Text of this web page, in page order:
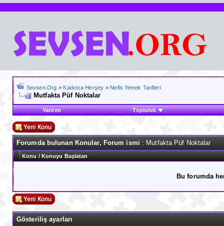
Sevsen.Org > Kadınca Herşey > Nefis Yemek Tarifleri
Mutfakta Püf Noktalar
Yardım Topluluk
Forumda bulunan Konular, Forum ismi : Mutfakta Püf Noktalar
Konu / Konuyu Başlatan
Bu forumda
Gösteriliş ayarları